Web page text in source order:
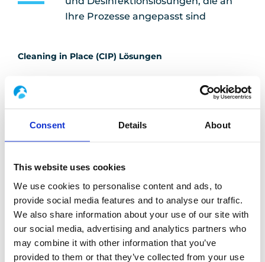
Consent Details About
This website uses cookies
We use cookies to personalise content and ads, to
provide social media features and to analyse our traffic.
We also share information about your use of our site with
our social media, advertising and analytics partners who
may combine it with other information that you’ve
provided to them or that they’ve collected from your use
Ihre Prozesse angepasst sind
Cleaning in Place (CIP) Lösungen
und Lage der Kreisläufe. Diese automatischen oder
Ihrer Anlagen mit geringer oder gar keiner
Reinigungsvorgänge ganz oder teilweise zu
eliminieren, je nach der von Ihnen vordefinierten Reihe
von Schritten. Unsere CIP-Stationen können mit einem
thermischen Trocknungsmodul für
Übertragungsleitungen und Heißluftgeräte
ausgestattet werden.